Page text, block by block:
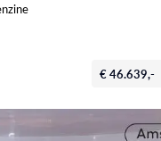
€ 46.639,-